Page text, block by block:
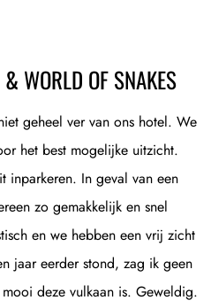
WORLD OF SNAKES
geheel ver van ons hotel. We
het best mogelijke uitzicht.
inparkeren. In geval van een
zo gemakkelijk en snel
en we hebben een vrij zicht
jaar eerder stond, zag ik geen
deze vulkaan is. Geweldig.